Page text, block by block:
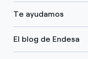
Te ayudamos
El blog de Endesa